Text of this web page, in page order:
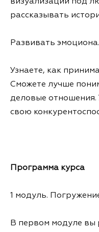
рассказывать
Развивать
Узнаете, как
Сможете лучше
деловые отношения.
свою
Программа курса
1 модуль.
В первом модуле вы